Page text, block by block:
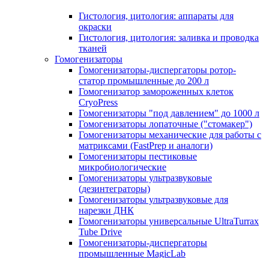
Гистология, цитология: аппараты для
окраски
Гистология, цитология: заливка и проводка
тканей
Гомогенизаторы
Гомогенизаторы-диспергаторы ротор-
статор промышленные до 200 л
Гомогенизатор замороженных клеток
CryoPress
Гомогенизаторы "под давлением" до 1000 л
Гомогенизаторы лопаточные ("стомакер")
Гомогенизаторы механические для работы с
матриксами (FastPrep и аналоги)
Гомогенизаторы пестиковые
микробиологические
Гомогенизаторы ультразвуковые
(дезинтеграторы)
Гомогенизаторы ультразвуковые для
нарезки ДНК
Гомогенизаторы универсальные UltraTurrax
Tube Drive
Гомогенизаторы-диспергаторы
промышленные MagicLab